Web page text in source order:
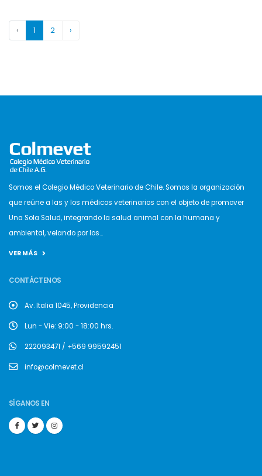
‹ 1 2 ›
Somos el Colegio Médico Veterinario de Chile. Somos la organización
que reúne a las y los médicos veterinarios con el objeto de promover
Una Sola Salud, integrando la salud animal con la humana y
ambiental, velando por los...
VER MÁS
CONTÁCTENOS
Av. Italia 1045, Providencia
Lun - Vie: 9:00 - 18:00 hrs.
222093471 / +569 99592451
info@colmevet.cl
SÍGANOS EN